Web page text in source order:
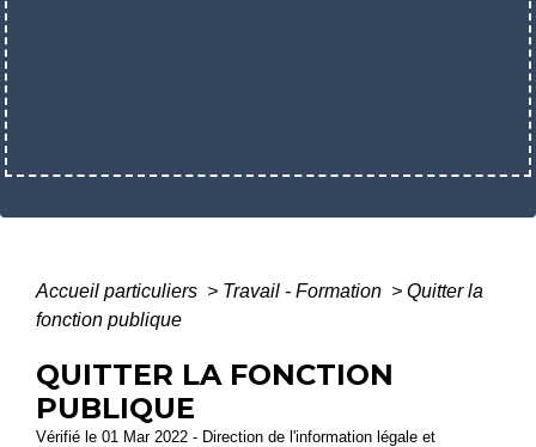
Accueil particuliers > Travail - Formation > Quitter la
fonction publique
QUITTER LA FONCTION
PUBLIQUE
Vérifié le 01 Mar 2022 - Direction de l'information légale et